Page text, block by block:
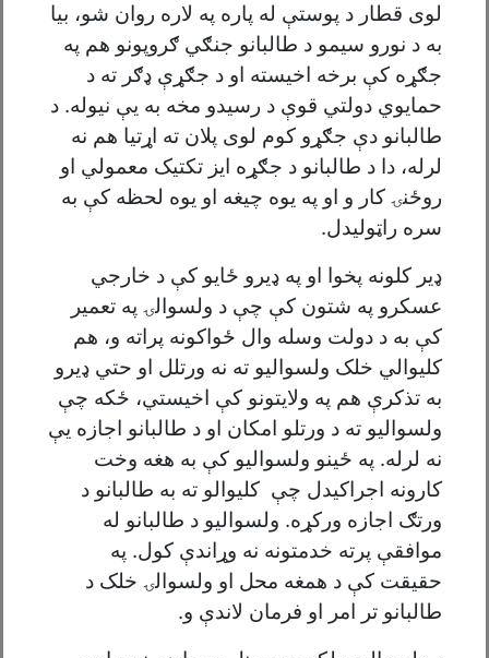
لوی قطار د پوستې له پاره په لاره روان شو، بیا
به د نورو سیمو د طالبانو جنګي ګروپونو هم په
جګړه کې برخه اخیسته او د جګړې ډګر ته د
حمایوي دولتي قوې د رسیدو مخه به یې نیوله. د
طالبانو دې جګړو کوم لوی پلان ته اړتیا هم نه
لرله، دا د طالبانو د جګړه ایز تکتیک معمولي او
روځنۍ کار و او په یوه چیغه او یوه لحظه کې به
سره راټولیدل.
ډیر کلونه پخوا او په ډيرو ځايو کې د خارجي
عسکرو په شتون کې چې د ولسوالۍ په تعمير
کې به د دولت وسله وال ځواکونه پراته و، هم
کليوالي خلک ولسواليو ته نه ورتلل او حتي ډيرو
به تذکرې هم په ولايتونو کې اخيستي، ځکه چې
ولسوالیو ته د ورتلو امکان او د طالبانو اجازه یې
نه لرله. په ځینو ولسوالیو کې به هغه وخت
کارونه اجراکیدل چې کلیوالو ته به طالبانو د
ورتګ اجازه ورکړه. ولسواليو د طالبانو له
موافقې پرته خدمتونه نه وړاندې کول. په
حقیقت کې د همغه محل او ولسوالۍ خلک د
طالبانو تر امر او فرمان لاندې و.